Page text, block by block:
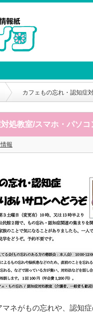
カフェもの忘れ・認知症
処教室/スマホ・パソコ
報
ネがもの忘れや、認知